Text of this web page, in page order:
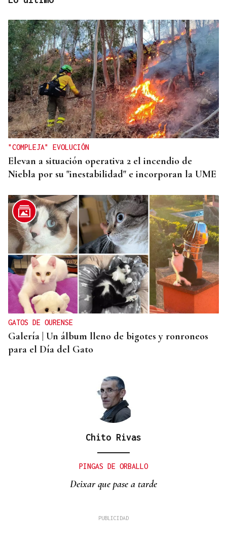
DALLAS MAVERICKS
Santi Aldama, jugador de la NBA, visita Ourense
"COMPLEJA" EVOLUCIÓN
Elevan a situación operativa 2 el incendio de
Niebla por su "inestabilidad" e incorporan la UME
GATOS DE OURENSE
Galería | Un álbum lleno de bigotes y ronroneos
para el Día del Gato
Chito Rivas
PINGAS DE ORBALLO
Deixar que pase a tarde